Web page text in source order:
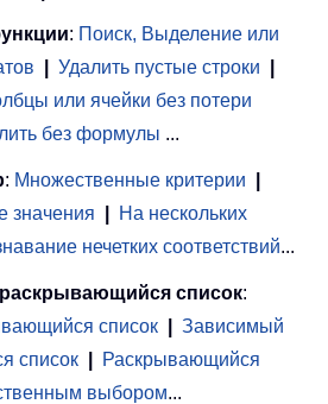
: Поиск, Выделение или
Удалить пустые строки
или ячейки без потери
без формулы ...
: Множественные критерии
значения
На нескольких
нечетких соответствий...
список:
список
Зависимый
список
Раскрывающийся
выбором...